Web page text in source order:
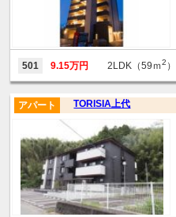
501 9.15万円 2LDK（59ｍ2 ）
TORISIA上代
アパート